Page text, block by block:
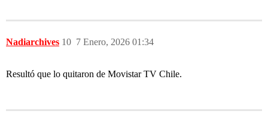
Nadiarchives 7 Enero, 2026 01:34
10
Resultó que lo quitaron de Movistar TV Chile.